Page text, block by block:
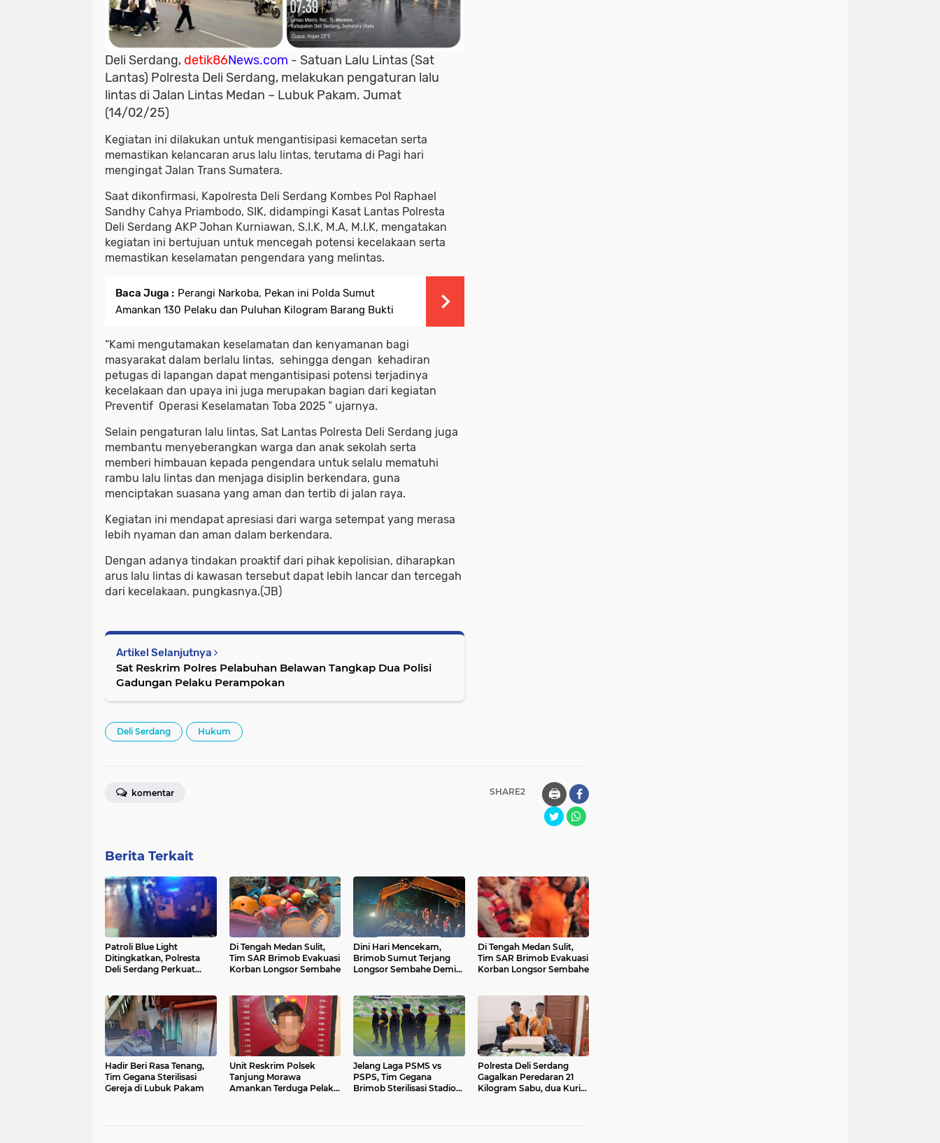
Deli Serdang, detik86News.com - Satuan Lalu Lintas (Sat
Lantas) Polresta Deli Serdang, melakukan pengaturan lalu
lintas di Jalan Lintas Medan – Lubuk Pakam. Jumat
(14/02/25)
Kegiatan ini dilakukan untuk mengantisipasi kemacetan serta
memastikan kelancaran arus lalu lintas, terutama di Pagi hari
mengingat Jalan Trans Sumatera.
Saat dikonfirmasi, Kapolresta Deli Serdang Kombes Pol Raphael
Sandhy Cahya Priambodo, SIK, didampingi Kasat Lantas Polresta
Deli Serdang AKP Johan Kurniawan, S.I.K, M.A, M.I.K, mengatakan
kegiatan ini bertujuan untuk mencegah potensi kecelakaan serta
memastikan keselamatan pengendara yang melintas.
Baca Juga : Perangi Narkoba, Pekan ini Polda Sumut
Amankan 130 Pelaku dan Puluhan Kilogram Barang Bukti
“Kami mengutamakan keselamatan dan kenyamanan bagi
masyarakat dalam berlalu lintas, sehingga dengan kehadiran
petugas di lapangan dapat mengantisipasi potensi terjadinya
kecelakaan dan upaya ini juga merupakan bagian dari kegiatan
Preventif Operasi Keselamatan Toba 2025 ” ujarnya.
Selain pengaturan lalu lintas, Sat Lantas Polresta Deli Serdang juga
membantu menyeberangkan warga dan anak sekolah serta
memberi himbauan kepada pengendara untuk selalu mematuhi
rambu lalu lintas dan menjaga disiplin berkendara, guna
menciptakan suasana yang aman dan tertib di jalan raya.
Kegiatan ini mendapat apresiasi dari warga setempat yang merasa
lebih nyaman dan aman dalam berkendara.
Dengan adanya tindakan proaktif dari pihak kepolisian, diharapkan
arus lalu lintas di kawasan tersebut dapat lebih lancar dan tercegah
dari kecelakaan. pungkasnya.(JB)
Artikel Selanjutnya
Sat Reskrim Polres Pelabuhan Belawan Tangkap Dua Polisi
Gadungan Pelaku Perampokan
Deli Serdang Hukum
SHARE2 🖨️
komentar
Berita Terkait
Patroli Blue Light
Ditingkatkan, Polresta
Deli Serdang Perkuat
Di Tengah Medan Sulit,
Tim SAR Brimob Evakuasi
Korban Longsor Sembahe
Dini Hari Mencekam,
Brimob Sumut Terjang
Longsor Sembahe Demi
Di Tengah Medan Sulit,
Tim SAR Brimob Evakuasi
Korban Longsor Sembahe
Hadir Beri Rasa Tenang,
Tim Gegana Sterilisasi
Gereja di Lubuk Pakam
Unit Reskrim Polsek
Tanjung Morawa
Amankan Terduga Pelaku
Jelang Laga PSMS vs
PSPS, Tim Gegana
Brimob Sterilisasi Stadion
Polresta Deli Serdang
Gagalkan Peredaran 21
Kilogram Sabu, dua Kurir